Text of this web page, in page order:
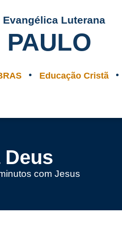
Luterana
PAULO
Educação Cristã
com Jesus